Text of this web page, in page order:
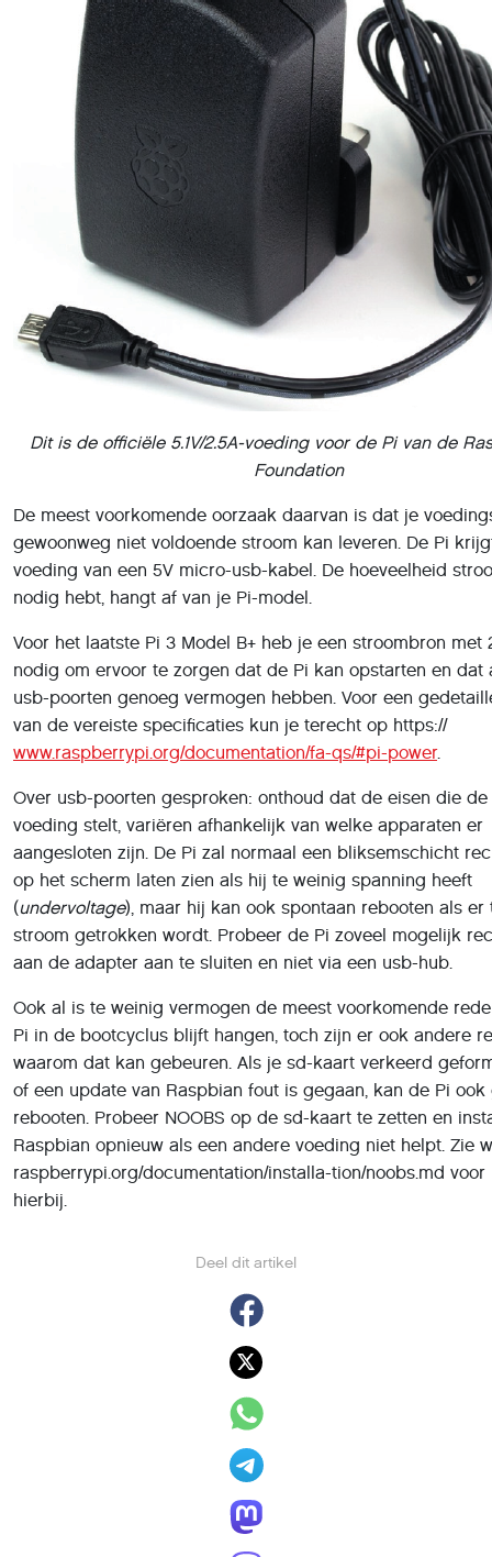
Dit is de officiële 5.1V/2.5A-voeding voor de Pi van de
De meest voorkomende oorzaak daarvan is dat je
voeding van een 5V micro-usb-kabel. De hoeveelheid
nodig hebt, hangt af van je Pi-model.
Voor het laatste Pi 3 Model B+ heb je een stroombron met
usb-poorten genoeg vermogen hebben. Voor een
van de vereiste specificaties kun je terecht op https://
www.raspberrypi.org/documentation/fa-qs/#pi-power.
Over usb-poorten gesproken: onthoud dat de eisen die de
aangesloten zijn. De Pi zal normaal een bliksemschicht
op het scherm laten zien als hij te weinig spanning heeft
(undervoltage), maar hij kan ook spontaan rebooten als er
stroom getrokken wordt. Probeer de Pi zoveel mogelijk
aan de adapter aan te sluiten en niet via een usb-hub.
Ook al is te weinig vermogen de meest voorkomende
waarom dat kan gebeuren. Als je sd-kaart verkeerd
of een update van Raspbian fout is gegaan, kan de Pi ook
rebooten. Probeer NOOBS op de sd-kaart te zetten en
Raspbian opnieuw als een andere voeding niet helpt. Zie
raspberrypi.org/documentation/installa-tion/noobs.md voor
hierbij.